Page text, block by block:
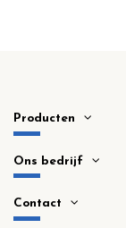
Producten
Ons bedrijf
Contact